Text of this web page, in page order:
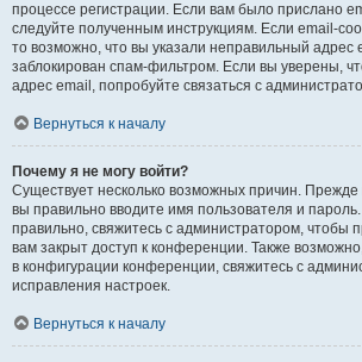
процессе регистрации. Если вам было прислано
следуйте полученным инструкциям. Если email-
то возможно, что вы указали неправильный адрес
заблокирован спам-фильтром. Если вы уверены,
адрес email, попробуйте связаться с
Вернуться к началу
Почему я не могу войти?
Существует несколько возможных причин. Прежде
вы правильно вводите имя пользователя и
правильно, свяжитесь с администратором, чтобы
вам закрыт доступ к конференции. Также
в конфигурации конференции, свяжитесь с
исправления настроек.
Вернуться к началу